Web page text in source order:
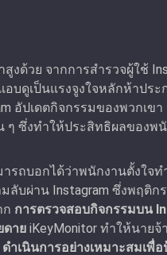
ด้วย จากการสํารวจผู้ใช้
ดูเป็นแรงจูงใจหลักห้าประ
อัปเดตกิจกรรมของพวกเข
ซึ่งทำให้ประสิทธิผลของพ
รถบอกได้ว่าพนักงานตั้งใจทํ
ลับผ่าน Instagram ซึ่งพฤติ
ก การตรวจสอบกิจกรรมบน
ดาย iKeyMonitor ทำให้นายจ้
ดําเนินการอย่างเหมาะสมเพื่